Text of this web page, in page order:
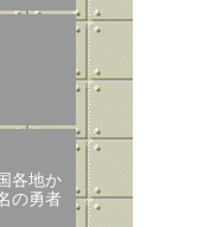
各地か
の勇者